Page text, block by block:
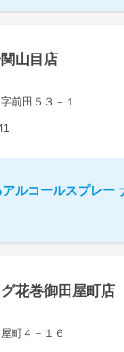
山目店
前田５３－１
ルコールスプレー
花巻御田屋町店
町４－１６